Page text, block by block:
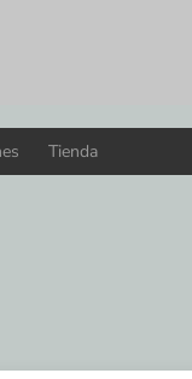
Tienda